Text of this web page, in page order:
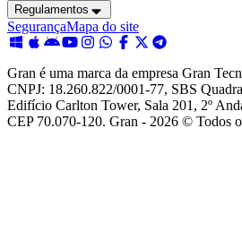
Regulamentos
SegurançaMapa do site
Gran é uma marca da empresa Gran
CNPJ: 18.260.822/0001-77, SBS
Edifício Carlton Tower, Sala 201, 2º
CEP 70.070-120. Gran - 2026 © Todos